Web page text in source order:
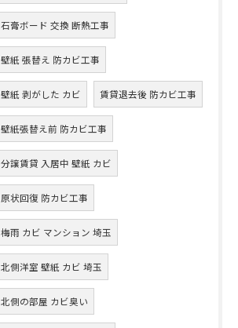
石膏ボード 交換 断熱工事
壁紙 張替え 防カビ工事
壁紙 剥がした カビ 賃貸退去後 防カビ工事
壁紙張替え前 防カビ工事
分譲賃貸 入居中 壁紙 カビ
原状回復 防カビ工事
梅雨 カビ マンション 埼玉
北側洋室 壁紙 カビ 埼玉
北側の部屋 カビ臭い